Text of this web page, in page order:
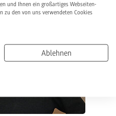
und Ihnen ein großartiges Webseiten-
zu den von uns verwendeten Cookies
Ablehnen